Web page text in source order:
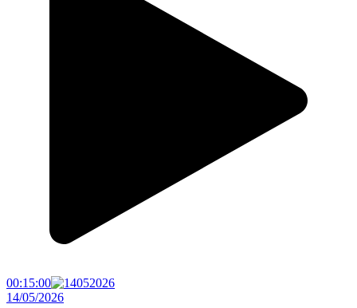
00:15:00
14/05/2026